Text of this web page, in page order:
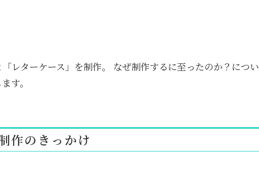
レターケース」を制作。 なぜ制作するに至ったのか？につい
す。
作のきっかけ